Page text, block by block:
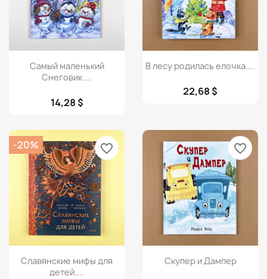
Просмотр
Самый маленький
Снеговик....
14,28 $
Просмотр
В лесу родилась елочка....
22,68 $
Просмотр
Славянские мифы для
детей....
-20% favorite_border
Просмотр
Скупер и Дампер
favorite_border